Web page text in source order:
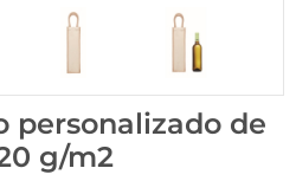
personalizado de
g/m2